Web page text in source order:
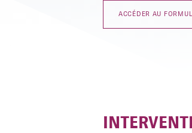
ACCÉDER AU